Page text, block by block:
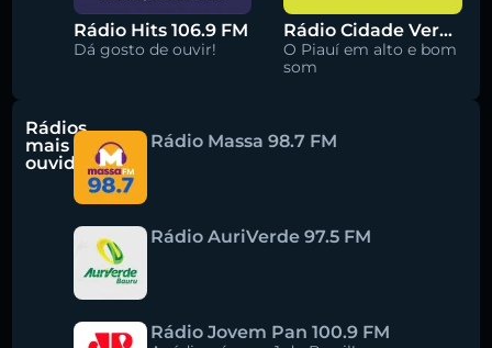
Rádio Hits 106.9 FM
Dá gosto de ouvir!
Rádio Cidade Verde 93.5 FM
O Piauí em alto e bom
som
Rádios
mais
ouvidas
Rádio Massa 98.7 FM
Rádio AuriVerde 97.5 FM
Rádio Jovem Pan 100.9 FM